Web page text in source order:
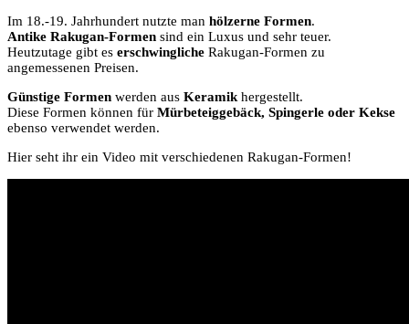
Im 18.-19. Jahrhundert nutzte man hölzerne Formen.
Antike Rakugan-Formen sind ein Luxus und sehr teuer.
Heutzutage gibt es erschwingliche Rakugan-Formen zu
angemessenen Preisen.
Günstige Formen werden aus Keramik hergestellt.
Diese Formen können für Mürbeteiggebäck, Spingerle oder Kekse
ebenso verwendet werden.
Hier seht ihr ein Video mit verschiedenen Rakugan-Formen!